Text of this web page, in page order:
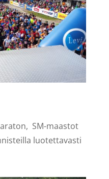
SM-maastot
luotettavasti